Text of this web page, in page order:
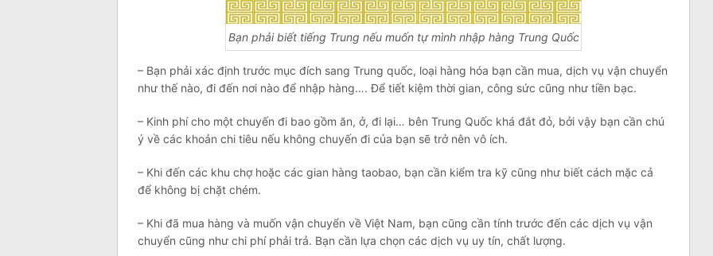
Bạn phải biết tiếng Trung nếu muốn tự mình nhập hàng Trung Quốc
– Bạn phải xác định trước mục đích sang Trung quốc, loại hàng hóa bạn cần mua, dịch vụ vận chuyển
như thế nào, đi đến nơi nào để nhập hàng…. Để tiết kiệm thời gian, công sức cũng như tiền bạc.
– Kinh phí cho một chuyến đi bao gồm ăn, ở, đi lại… bên Trung Quốc khá đắt đỏ, bởi vậy bạn cần chú
ý về các khoản chi tiêu nếu không chuyến đi của bạn sẽ trở nên vô ích.
– Khi đến các khu chợ hoặc các gian hàng taobao, bạn cần kiểm tra kỹ cũng như biết cách mặc cả
để không bị chặt chém.
– Khi đã mua hàng và muốn vận chuyển về Việt Nam, bạn cũng cần tính trước đến các dịch vụ vận
chuyển cũng như chi phí phải trả. Bạn cần lựa chọn các dịch vụ uy tín, chất lượng.